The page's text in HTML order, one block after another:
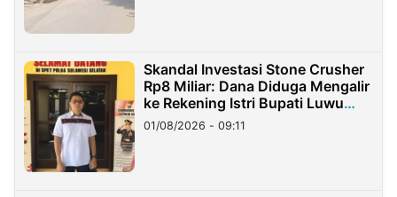
Skandal Investasi Stone Crusher
Rp8 Miliar: Dana Diduga Mengalir
ke Rekening Istri Bupati Luwu
Timur
01/08/2026 - 09:11